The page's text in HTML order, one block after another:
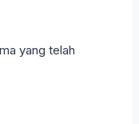
yang telah